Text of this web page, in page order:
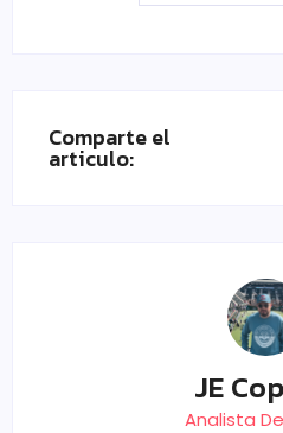
Comparte el
articulo:
JE
Analista